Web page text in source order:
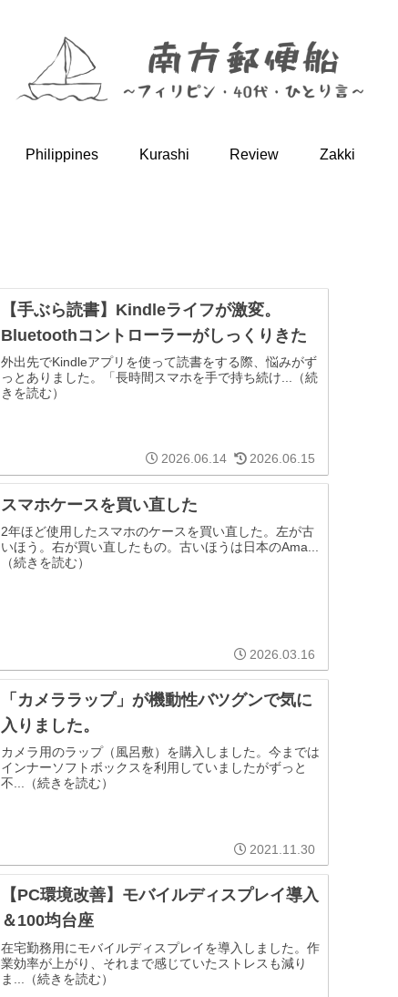
Philippines Kurashi Review Zakki
【手ぶら読書】Kindleライフが激変。
Bluetoothコントローラーがしっくりきた
外出先でKindleアプリを使って読書をする際、悩みがず
っとありました。「長時間スマホを手で持ち続け...（続
きを読む）
2026.06.14 2026.06.15
スマホケースを買い直した
2年ほど使用したスマホのケースを買い直した。左が古
いほう。右が買い直したもの。古いほうは日本のAma...
（続きを読む）
2026.03.16
「カメララップ」が機動性バツグンで気に
入りました。
カメラ用のラップ（風呂敷）を購入しました。今までは
インナーソフトボックスを利用していましたがずっと
不...（続きを読む）
2021.11.30
【PC環境改善】モバイルディスプレイ導入
＆100均台座
在宅勤務用にモバイルディスプレイを導入しました。作
業効率が上がり、それまで感じていたストレスも減り
ま...（続きを読む）